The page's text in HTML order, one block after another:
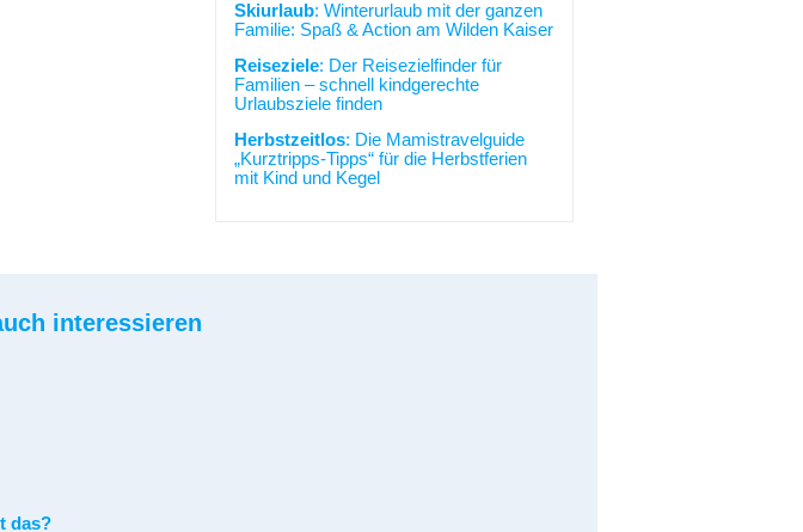
Skiurlaub: Winterurlaub mit der ganzen
Familie: Spaß & Action am Wilden Kaiser
Reiseziele: Der Reisezielfinder für
Familien – schnell kindgerechte
Urlaubsziele finden
Herbstzeitlos: Die Mamistravelguide
„Kurztripps-Tipps“ für die Herbstferien
mit Kind und Kegel
interessieren
das?